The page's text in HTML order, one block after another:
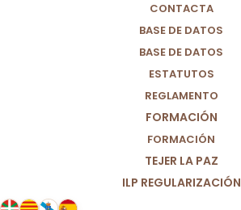
CONTACTA
BASE DE DATOS
BASE DE DATOS
ESTATUTOS
REGLAMENTO
FORMACIÓN
FORMACIÓN
TEJER LA PAZ
ILP REGULARIZACIÓN